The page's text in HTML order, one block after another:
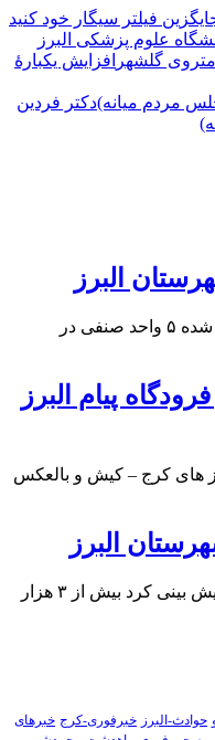
فیلتر سیگار خود کنید
علوم پزشکی البرز
افزایش یکبارۀ
دكتر فردين
محمد نصیری گفت: در ۴۵ بازدید انجام شده ۵ واحد صنفی در
پیام البرز
های کرج – کیش و بالعکس
البرز
مدیر جهاد کشاورزی شهرستان البرز پیش بینی کرد بیش از ۳ هزار
حوادث-البرز خبرفوری-کرج خبرهای